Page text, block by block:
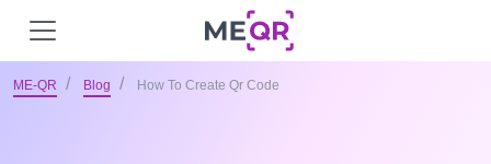
ME-QR Blog How To Create Qr Code